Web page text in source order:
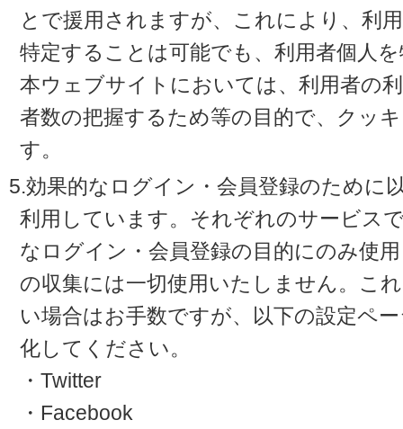
とで援用されますが、これにより、利
特定することは可能でも、利用者個人
本ウェブサイトにおいては、利用者の
者数の把握するため等の目的で、クッ
す。
5.効果的なログイン・会員登録のために
利用しています。それぞれのサービス
なログイン・会員登録の目的にのみ使
の収集には一切使用いたしません。こ
い場合はお手数ですが、以下の設定ペ
化してください。
・Twitter
・Facebook